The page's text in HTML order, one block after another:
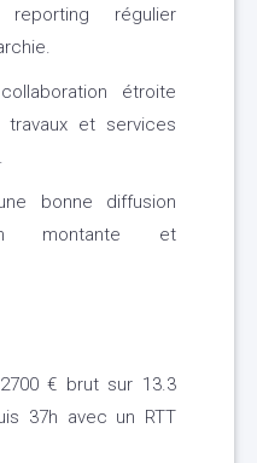
régulier
étroite
et services
bonne diffusion
montante et
€ brut sur 13.3
37h avec un RTT